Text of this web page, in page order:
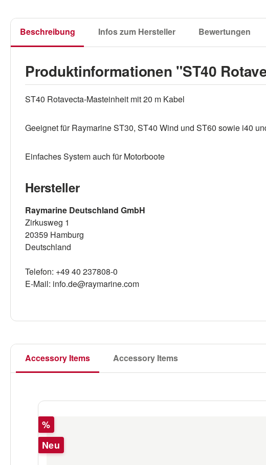
Beschreibung Infos zum Hersteller Bewertungen
Produktinformationen "ST40
ST40 Rotavecta-Masteinheit mit 20 m Kabel
Geeignet für Raymarine ST30, ST40 Wind und ST60 sowie i40
Einfaches System auch für Motorboote
Hersteller
Raymarine Deutschland GmbH
Zirkusweg 1
20359 Hamburg
Deutschland
Telefon: +49 40 237808-0
E-Mail: info.de@raymarine.com
Accessory Items Accessory Items
Rabatt
%
Neu